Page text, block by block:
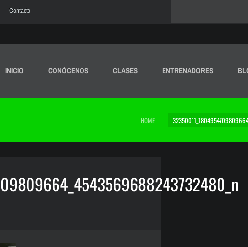
Contacto
INICIO CONÓCENOS CLASES ENTRENADORES
HOME